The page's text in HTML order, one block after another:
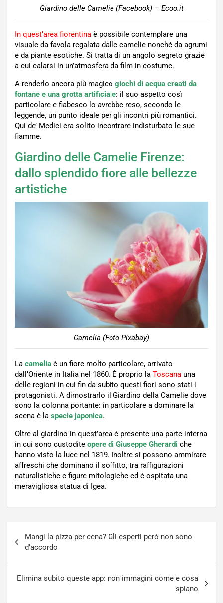
Giardino delle Camelie (Facebook) – Ecoo.it
In quest’area fiorentina è possibile contemplare una
visuale da favola regalata dalle camelie nonché da agrumi
e da piante esotiche. Si tratta di un angolo segreto grazie
a cui calarsi in un’atmosfera da film in costume.
A renderlo ancora più magico giochi di acqua creati da
fontane e una grotta artificiale: il suo aspetto così
particolare e fiabesco lo avrebbe reso, secondo le
leggende, un punto ideale per gli incontri più romantici.
Qui de’ Medici era solito incontrare indisturbato le sue
fiamme.
Giardino delle Camelie Firenze:
dallo splendido fiore alle bellezze
artistiche
Camelia (Foto Pixabay)
La camelia è un fiore molto particolare, arrivato
dall’Oriente in Italia nel 1860. È proprio la Toscana una
delle regioni in cui fin da subito questi fiori sono stati i
protagonisti. A dimostrarlo il Giardino della Camelie dove
sono la colonna portante: in particolare a dominare la
scena è la specie japonica.
Oltre al giardino in quest’area è presente una parte interna
in cui sono custodite opere di Giuseppe Gherardi che
hanno visto la luce nel 1819. Inoltre si possono ammirare
affreschi che dominano il soffitto, tra raffigurazioni
naturalistiche e figure mitologiche ed è ospitata una
meravigliosa statua di Igea.
articoli
Mangi la pizza per cena? Gli esperti però non sono
d’accordo
Elimina subito queste app: non immagini come e cosa
spiano